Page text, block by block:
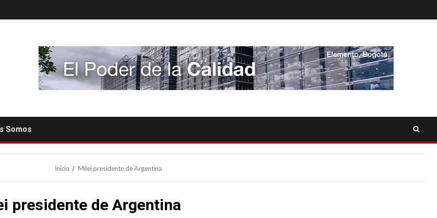
Somos
Inicio Milei presidente de Argentina
presidente de Argentina